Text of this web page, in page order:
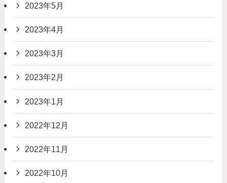
2023年5月
2023年4月
2023年3月
2023年2月
2023年1月
2022年12月
2022年11月
2022年10月